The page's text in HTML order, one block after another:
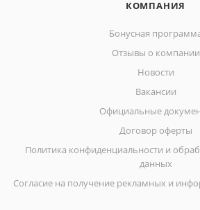
КОМПАНИЯ
Бонусная
Отзывы о компании
Новости
Вакансии
Официальные
Договор оферты
Политика конфиденциальности и
данных
Согласие на получение рекламных и